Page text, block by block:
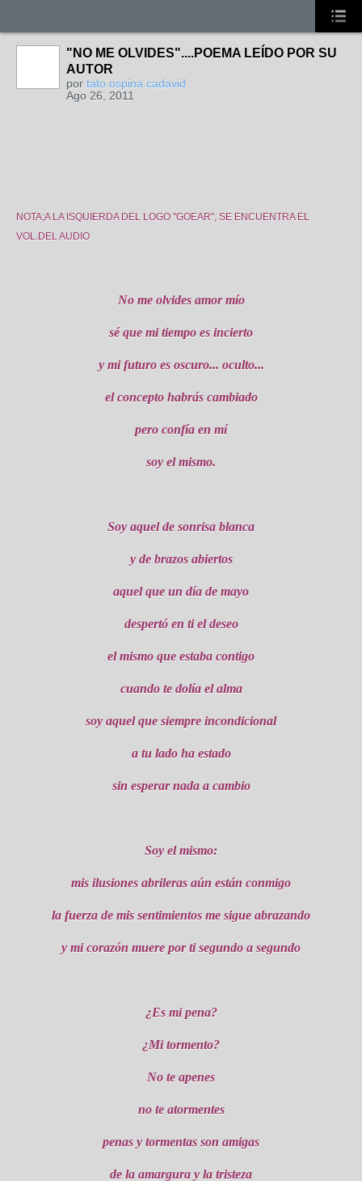
"NO ME OLVIDES"....POEMA LEÍDO POR SU
AUTOR
por tato ospina cadavid
Ago 26, 2011
NOTA;A LA ISQUIERDA DEL LOGO "GOEAR", SE ENCUENTRA EL
VOL.DEL AUDIO
No me olvides amor mío
sé que mi tiempo es incierto
y mi futuro es oscuro... oculto...
el concepto habrás cambiado
pero confía en mí
soy el mismo.
Soy aquel de sonrisa blanca
y de brazos abiertos
aquel que un día de mayo
despertó en ti el deseo
el mismo que estaba contigo
cuando te dolía el alma
soy aquel que siempre incondicional
a tu lado ha estado
sin esperar nada a cambio
Soy el mismo:
mis ilusiones abrileras aún están conmigo
la fuerza de mis sentimientos me sigue abrazando
y mi corazón muere por ti segundo a segundo
¿Es mi pena?
¿Mi tormento?
No te apenes
no te atormentes
penas y tormentas son amigas
de la amargura y la tristeza